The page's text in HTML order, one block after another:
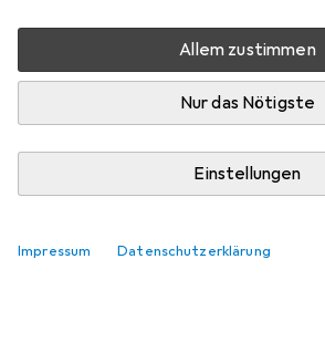
Allem zustimmen
Nur das Nötigste
Einstellungen
Impressum Datenschutzerklärung
Mehr als 10 Stück an Lager beim
Benachrichtigen, wenn schneller
In den